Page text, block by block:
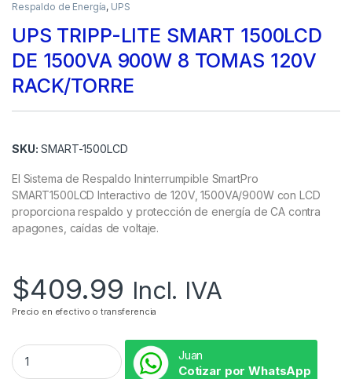
Respaldo de Energía, UPS
UPS TRIPP-LITE SMART 1500LCD
DE 1500VA 900W 8 TOMAS 120V
RACK/TORRE
SKU: SMART-1500LCD
El Sistema de Respaldo Ininterrumpible SmartPro
SMART1500LCD Interactivo de 120V, 1500VA/900W con LCD
proporciona respaldo y protección de energía de CA contra
apagones, caídas de voltaje.
$409.99 Incl. IVA
Precio en efectivo o transferencia
Juan
Cotizar por WhatsApp